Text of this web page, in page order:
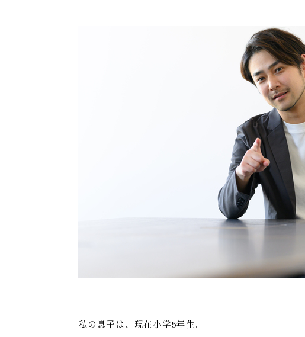
私の息子は、現在小学5年生。